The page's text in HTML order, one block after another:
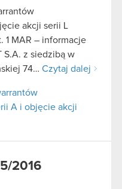
akcji serii L
1 MAR – informacje
S.A. z siedzibą w
74… Czytaj dalej
A i objęcie akcji
2016